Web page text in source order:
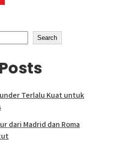
Search
Terlalu Kuat untuk
dari Madrid dan Roma